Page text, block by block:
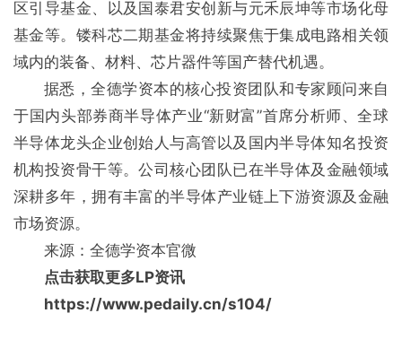
区引导基金、以及国泰君安创新与元禾辰坤等市场化母
基金等。镂科芯二期基金将持续聚焦于集成电路相关领
域内的装备、材料、芯片器件等国产替代机遇。
据悉，全德学资本的核心投资团队和专家顾问来自
于国内头部券商半导体产业“新财富”首席分析师、全球
半导体龙头企业创始人与高管以及国内半导体知名投资
机构投资骨干等。公司核心团队已在半导体及金融领域
深耕多年，拥有丰富的半导体产业链上下游资源及金融
市场资源。
来源：全德学资本官微
点击获取更多LP资讯
https://www.pedaily.cn/s104/